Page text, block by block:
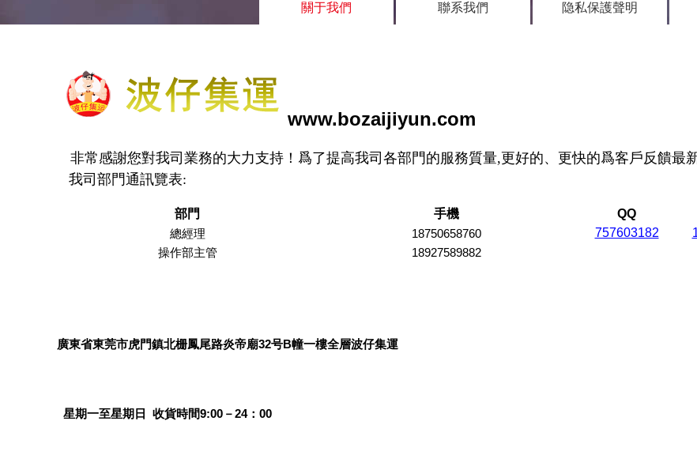
關于我們 聯系我們 隐私保護聲明
www.bozaijiyun.com
非常感謝您對我司業務的大力支持！爲了提高我司各部門的服務質量,更好的、更快的爲客戶反饋最
我司部門通訊覽表:
部門 手機 QQ
總經理 18750658760 757603182
操作部主管 18927589882
廣東省東莞市虎門鎮北栅鳳尾路炎帝廟32号B幢一樓全層波仔集運
星期一至星期日 收貨時間9:00－24：00